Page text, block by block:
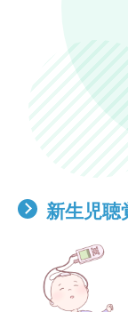
新生児聴